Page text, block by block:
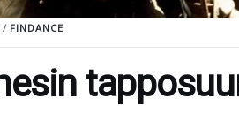
/ FINDANCE